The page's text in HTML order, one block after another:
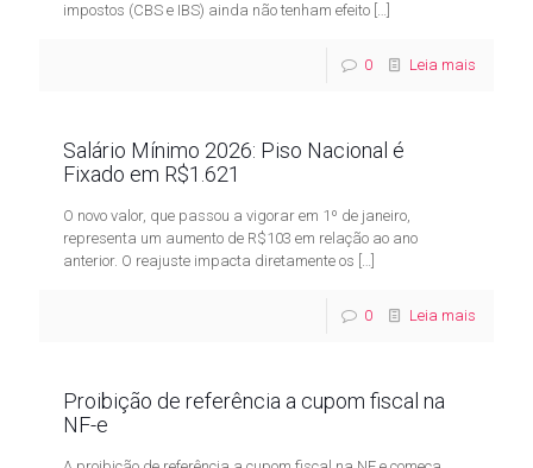
impostos (CBS e IBS) ainda não tenham efeito […]
0 Leia mais
Salário Mínimo 2026: Piso Nacional é
Fixado em R$1.621
O novo valor, que passou a vigorar em 1º de janeiro,
representa um aumento de R$103 em relação ao ano
anterior. O reajuste impacta diretamente os […]
0 Leia mais
Proibição de referência a cupom fiscal na
NF-e